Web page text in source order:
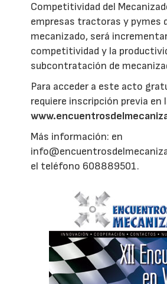
Competitividad del
empresas tractoras y pymes
mecanizado, será
competitividad y la
subcontratación de
Para acceder a este acto
requiere inscripción previa en
Más información: en
el teléfono 608889501.